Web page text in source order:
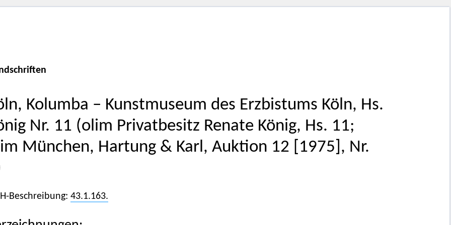
Kolumba – Kunstmuseum des Erzbistums Köln, Hs.
Nr. 11 (olim Privatbesitz Renate König, Hs. 11;
München, Hartung & Karl, Auktion 12 [1975], Nr.
Beschreibung: 43.1.163.